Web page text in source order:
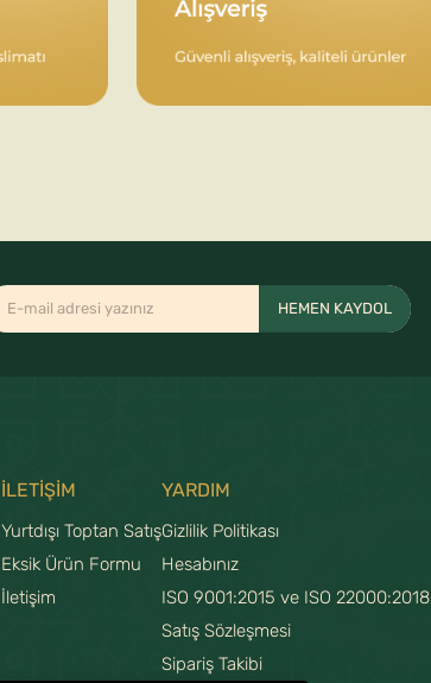
HEMEN KAYDOL
İLETİŞİM
Yurtdışı Toptan Satış
Eksik Ürün Formu
İletişim
YARDIM
Gizlilik Politikası
Hesabınız
ISO 9001:2015 ve ISO 22000:2018
Satış Sözleşmesi
Sipariş Takibi